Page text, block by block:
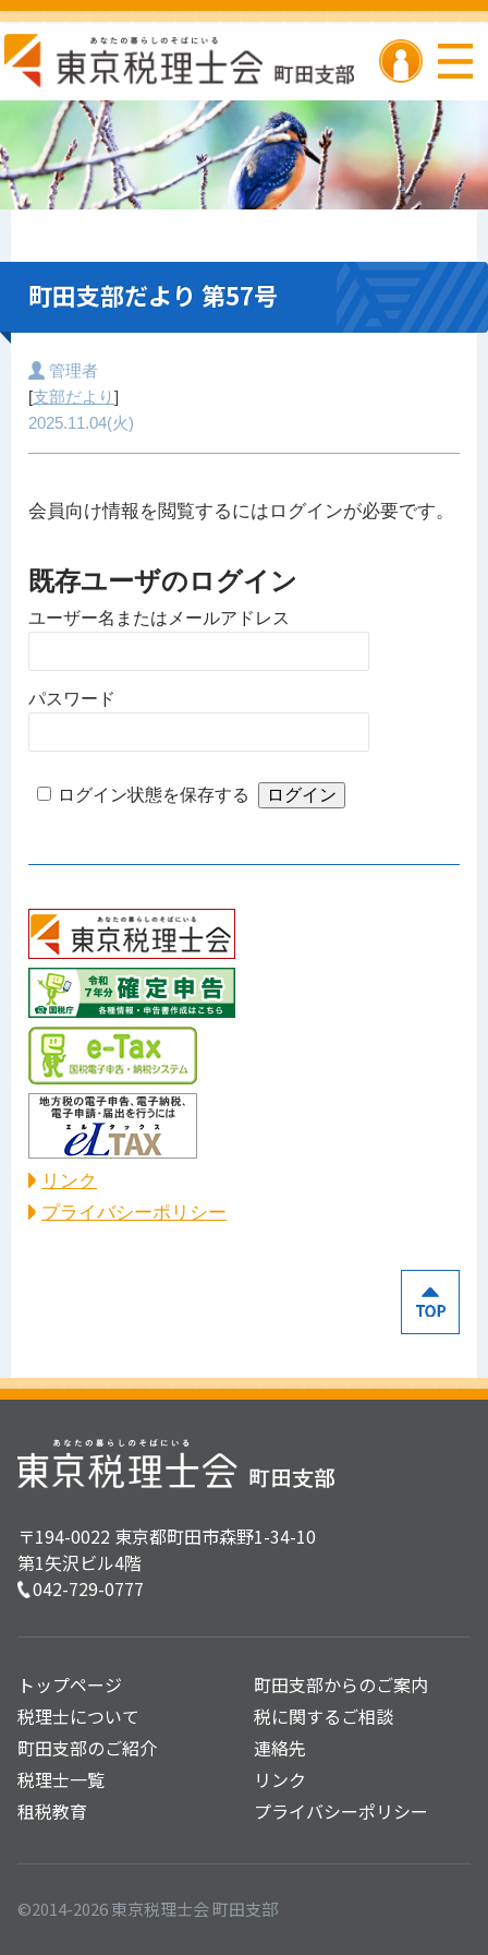
町田支部だより 第57号
管理者
[支部だより ]
2025.11.04(火)
会員向け情報を閲覧するにはログインが必要です。
既存ユーザのログイン
ユーザー名またはメールアドレス
パスワード
ログイン状態を保存する
リンク
プライバシーポリシー
〒194-0022 東京都町田市森野1-34-10
第1矢沢ビル4階
042-729-0777
トップページ
税理士について
町田支部のご紹介
税理士一覧
租税教育
町田支部からのご案内
税に関するご相談
連絡先
リンク
プライバシーポリシー
©2014-2026 東京税理士会 町田支部